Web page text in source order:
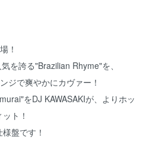
！
を誇る"Brazilian Rhyme"を、
ジで爽やかにカヴァー！
をDJ KAWASAKIが、よりホッ
ト！
盤です！